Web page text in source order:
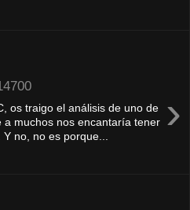
›
os traigo el análisis de uno de
a muchos nos encantaría tener
no, no es porque...